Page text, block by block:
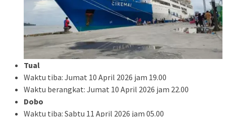
Tual
Waktu tiba: Jumat 10 April 2026 jam 19.00
Waktu berangkat: Jumat 10 April 2026 jam 22.00
Dobo
Waktu tiba: Sabtu 11 April 2026 jam 05.00